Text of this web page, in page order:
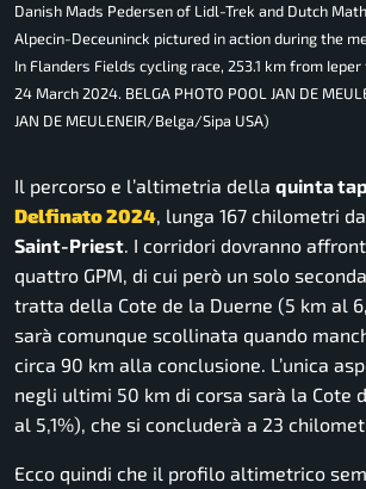
Danish Mads Pedersen of Lidl-Trek and Dutch
Alpecin-Deceuninck pictured in action during the
In Flanders Fields cycling race, 253.1 km from
24 March 2024. BELGA PHOTO POOL JAN DE
JAN DE MEULENEIR/Belga/Sipa USA)
Il percorso e l’altimetria della quinta
Delfinato 2024, lunga 167 chilometri
Saint-Priest. I corridori dovranno
quattro GPM, di cui però un solo
tratta della Cote de la Duerne (5 km al
sarà comunque scollinata quando
circa 90 km alla conclusione. L’unica
negli ultimi 50 km di corsa sarà la Cote
al 5,1%), che si concluderà a 23
Ecco quindi che il profilo altimetrico